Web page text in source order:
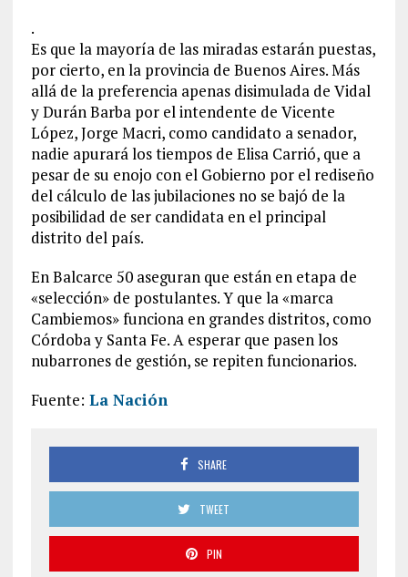
.
Es que la mayoría de las miradas estarán puestas,
por cierto, en la provincia de Buenos Aires. Más
allá de la preferencia apenas disimulada de Vidal
y Durán Barba por el intendente de Vicente
López, Jorge Macri, como candidato a senador,
nadie apurará los tiempos de Elisa Carrió, que a
pesar de su enojo con el Gobierno por el rediseño
del cálculo de las jubilaciones no se bajó de la
posibilidad de ser candidata en el principal
distrito del país.
En Balcarce 50 aseguran que están en etapa de
«selección» de postulantes. Y que la «marca
Cambiemos» funciona en grandes distritos, como
Córdoba y Santa Fe. A esperar que pasen los
nubarrones de gestión, se repiten funcionarios.
Fuente: La Nación
SHARE
TWEET
PIN